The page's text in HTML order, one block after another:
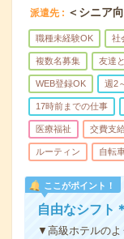
派遣先 ＜シニア
職種未経験OK 社
複数名募集 友達
WEB登録OK 週2
17時前までの仕事
医療福祉 交費支
ルーティン 自転
ここがポイント！
自由なシフト
▼高級ホテルのよ